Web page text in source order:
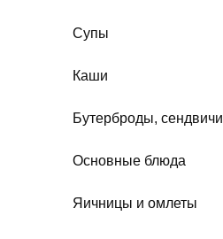
Супы
Каши
Бутерброды, сендвичи
Основные блюда
Яичницы и омлеты